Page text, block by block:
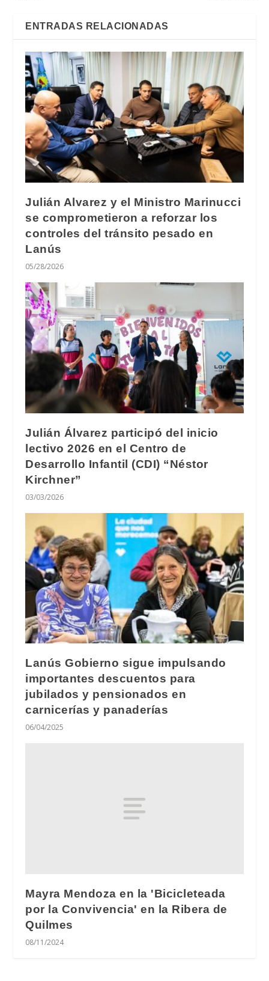
ENTRADAS RELACIONADAS
Julián Alvarez y el Ministro Marinucci
se comprometieron a reforzar los
controles del tránsito pesado en
Lanús
05/28/2026
Julián Álvarez participó del inicio
lectivo 2026 en el Centro de
Desarrollo Infantil (CDI) “Néstor
Kirchner”
03/03/2026
Lanús Gobierno sigue impulsando
importantes descuentos para
jubilados y pensionados en
carnicerías y panaderías
06/04/2025
Mayra Mendoza en la 'Bicicleteada
por la Convivencia' en la Ribera de
Quilmes
08/11/2024